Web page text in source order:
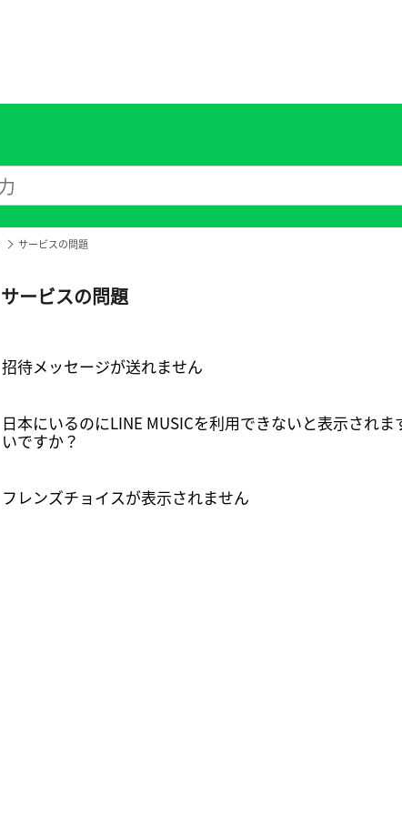
サービス​の問題
サービス​の問題
招待メッセージが送れません
日本にいるのにLINE MUSICを利用できないと表示されま
いですか？
フレンズチョイスが表示されません
リンクをコピーしました